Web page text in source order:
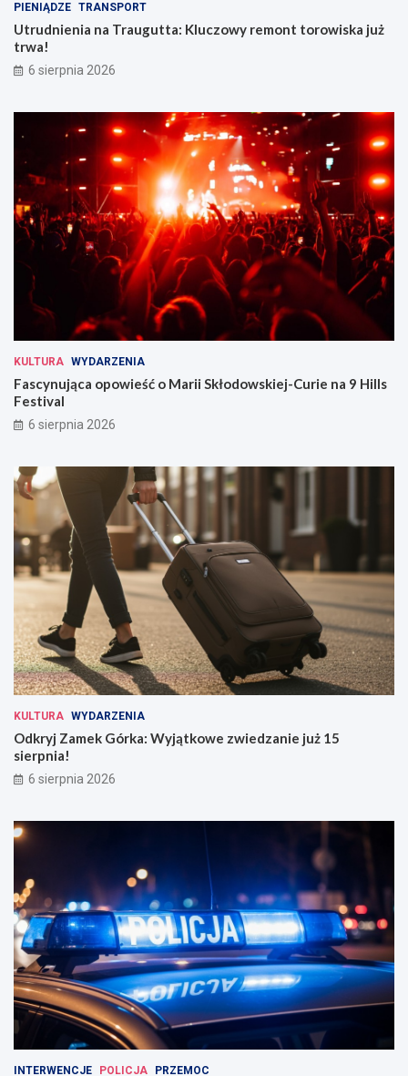
PIENIĄDZE TRANSPORT
Utrudnienia na Traugutta: Kluczowy remont torowiska już
trwa!
6 sierpnia 2026
KULTURA WYDARZENIA
Fascynująca opowieść o Marii Skłodowskiej-Curie na 9 Hills
Festival
6 sierpnia 2026
KULTURA WYDARZENIA
Odkryj Zamek Górka: Wyjątkowe zwiedzanie już 15
sierpnia!
6 sierpnia 2026
INTERWENCJE POLICJA PRZEMOC